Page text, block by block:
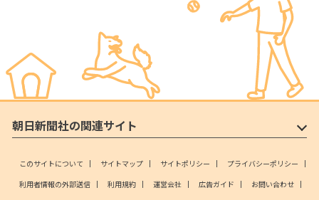
朝日新聞社の関連サイト
このサイトについて サイトマップ サイトポリシー
プライバシーポリシー
利用者情報の外部送信
利用規約 運営会社 広告ガイド
お問い合わせ